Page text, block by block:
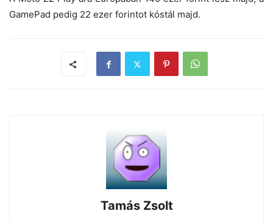
GamePad pedig 22 ezer forintot kóstál majd.
Tamás Zsolt